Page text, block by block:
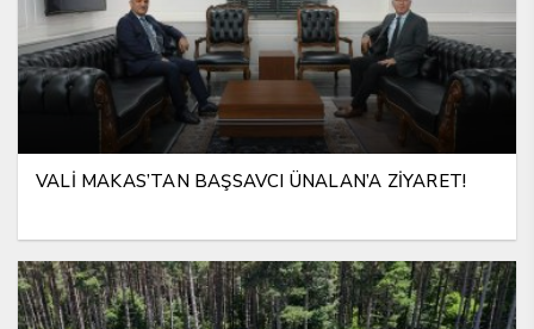
VALİ MAKAS’TAN BAŞSAVCI ÜNALAN’A ZİYARET!